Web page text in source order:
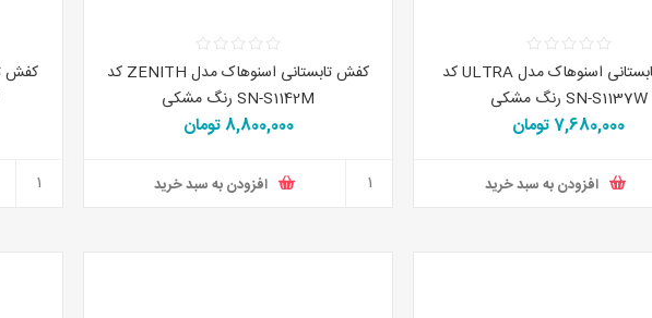
کفش تابستانی اسنوهاک مدل ULTRA کد
SN-S1137W رنگ مشکی
7,680,000 تومان
افزودن به سبد خرید
کفش تابستانی اسنوهاک مدل ZENITH کد
SN-S1142M رنگ مشکی
8,800,000 تومان
افزودن به سبد خرید